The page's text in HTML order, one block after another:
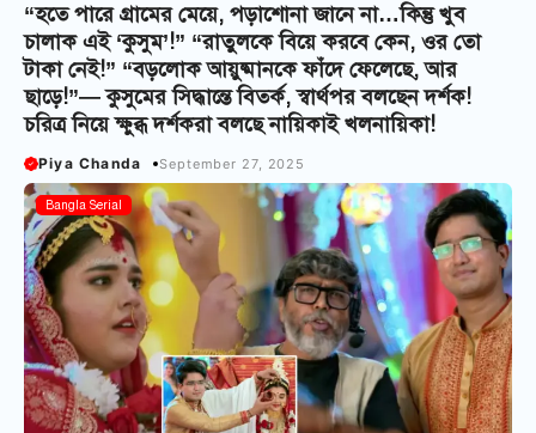
“হতে পারে গ্রামের মেয়ে, পড়াশোনা জানে না…কিন্তু খুব
চালাক এই ‘কুসুম’!” “রাতুলকে বিয়ে করবে কেন, ওর তো
টাকা নেই!” “বড়লোক আয়ুষ্মানকে ফাঁদে ফেলেছে, আর
ছাড়ে!”— কুসুমের সিদ্ধান্তে বিতর্ক, স্বার্থপর বলছেন দর্শক!
চরিত্র নিয়ে ক্ষুব্ধ দর্শকরা বলছে নায়িকাই খলনায়িকা!
Piya Chanda September 27, 2025
Bangla Serial